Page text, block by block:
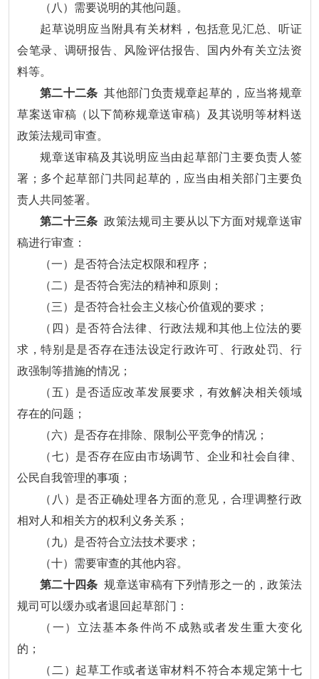
（八）需要说明的其他问题。
起草说明应当附具有关材料，包括意见汇总、听证
会笔录、调研报告、风险评估报告、国内外有关立法资
料等。
第二十二条 其他部门负责规章起草的，应当将规章
草案送审稿（以下简称规章送审稿）及其说明等材料送
政策法规司审查。
规章送审稿及其说明应当由起草部门主要负责人签
署；多个起草部门共同起草的，应当由相关部门主要负
责人共同签署。
第二十三条 政策法规司主要从以下方面对规章送审
稿进行审查：
（一）是否符合法定权限和程序；
（二）是否符合宪法的精神和原则；
（三）是否符合社会主义核心价值观的要求；
（四）是否符合法律、行政法规和其他上位法的要
求，特别是是否存在违法设定行政许可、行政处罚、行
政强制等措施的情况；
（五）是否适应改革发展要求，有效解决相关领域
存在的问题；
（六）是否存在排除、限制公平竞争的情况；
（七）是否存在应由市场调节、企业和社会自律、
公民自我管理的事项；
（八）是否正确处理各方面的意见，合理调整行政
相对人和相关方的权利义务关系；
（九）是否符合立法技术要求；
（十）需要审查的其他内容。
第二十四条 规章送审稿有下列情形之一的，政策法
规司可以缓办或者退回起草部门：
（一）立法基本条件尚不成熟或者发生重大变化
的；
（二）起草工作或者送审材料不符合本规定第十七